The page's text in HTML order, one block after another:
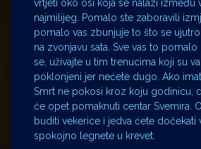
vrtjeti oko osi koja se nalazi između
najmilijeg. Pomalo ste zaboravili
pomalo vas zbunjuje to što se
na zvonjavu sata. Sve vas to
se, uživajte u tim trenucima koji su
poklonjeni jer nećete dugo. Ako
Smrt ne pokosi kroz koju godinicu,
će opet pomaknuti centar Svemira.
buditi vekerice i jedva ćete dočekati
spokojno legnete u krevet.